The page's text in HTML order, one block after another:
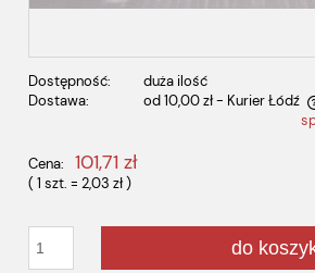
Dostępność:
duża ilość
Dostawa:
od 10,00 zł - Kurier Łódź
Cena nie zawiera ewentualnych kosztów
Cena: 101,71 zł
( 1 szt. = 2,03 zł)
do